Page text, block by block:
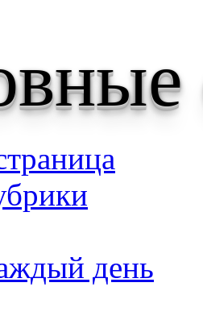
день